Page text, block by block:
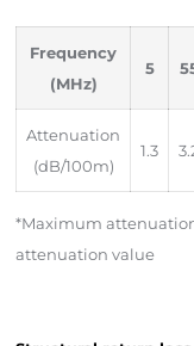
Frequency
(MHz)
5
Attenuation
(dB/100m)
1.3
*Maximum
attenuation value